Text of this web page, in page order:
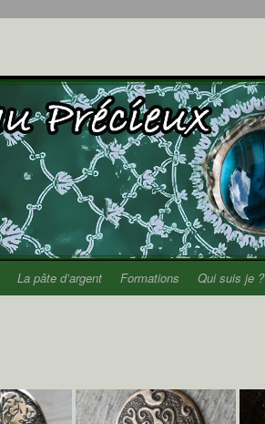
La pâte d’argent Formations Qui suis je ?